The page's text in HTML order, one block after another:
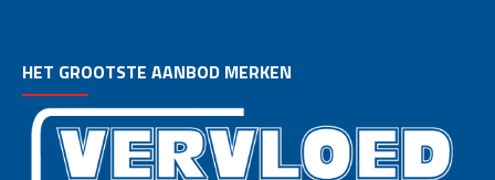
HET GROOTSTE AANBOD MERKEN